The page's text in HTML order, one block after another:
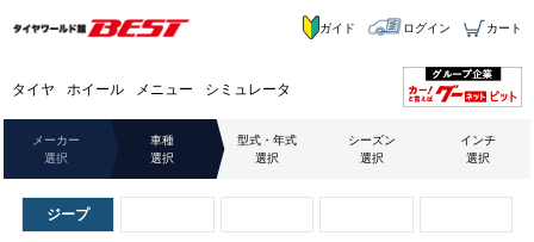
タイヤ ホイール メニュー シミュレータ
ガイド ログイン カート
メーカー
選択
車種
選択
型式・年式
選択
シーズン
選択
インチ
選択
ジープ